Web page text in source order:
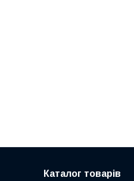
Каталог товарів